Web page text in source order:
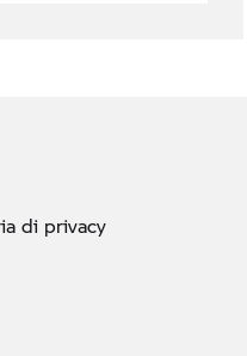
di privacy